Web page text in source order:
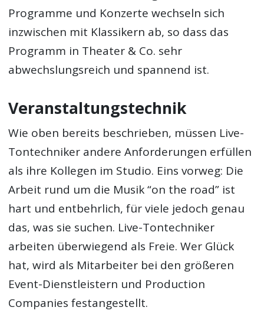
Programme und Konzerte wechseln sich
inzwischen mit Klassikern ab, so dass das
Programm in Theater & Co. sehr
abwechslungsreich und spannend ist.
Veranstaltungstechnik
Wie oben bereits beschrieben, müssen Live-
Tontechniker andere Anforderungen erfüllen
als ihre Kollegen im Studio. Eins vorweg: Die
Arbeit rund um die Musik “on the road” ist
hart und entbehrlich, für viele jedoch genau
das, was sie suchen. Live-Tontechniker
arbeiten überwiegend als Freie. Wer Glück
hat, wird als Mitarbeiter bei den größeren
Event-Dienstleistern und Production
Companies festangestellt.